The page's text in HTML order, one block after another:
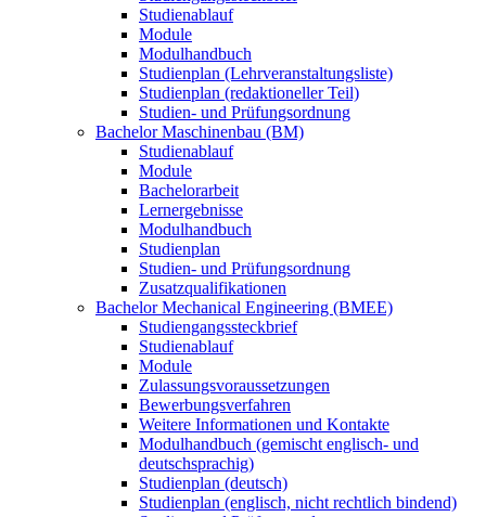
Studienablauf
Module
Modulhandbuch
Studienplan (Lehrveranstaltungsliste)
Studienplan (redaktioneller Teil)
Studien- und Prüfungsordnung
Bachelor Maschinenbau (BM)
Studienablauf
Module
Bachelorarbeit
Lernergebnisse
Modulhandbuch
Studienplan
Studien- und Prüfungsordnung
Zusatzqualifikationen
Bachelor Mechanical Engineering (BMEE)
Studiengangssteckbrief
Studienablauf
Module
Zulassungsvoraussetzungen
Bewerbungsverfahren
Weitere Informationen und Kontakte
Modulhandbuch (gemischt englisch- und
deutschsprachig)
Studienplan (deutsch)
Studienplan (englisch, nicht rechtlich bindend)